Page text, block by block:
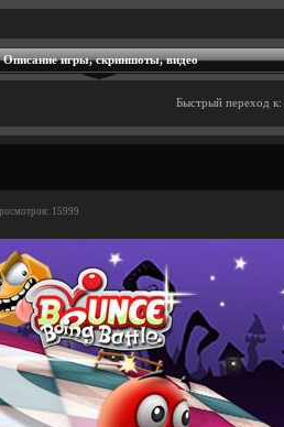
Описание игры, скриншоты, видео
Быстрый переход к:
15999